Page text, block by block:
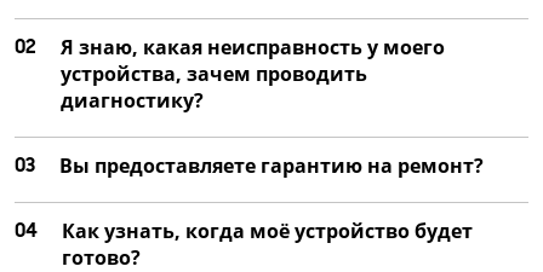
02
Я знаю, какая неисправность у моего
устройства, зачем проводить
диагностику?
03 Вы предоставляете гарантию на ремонт?
04
Как узнать, когда моё устройство будет
готово?